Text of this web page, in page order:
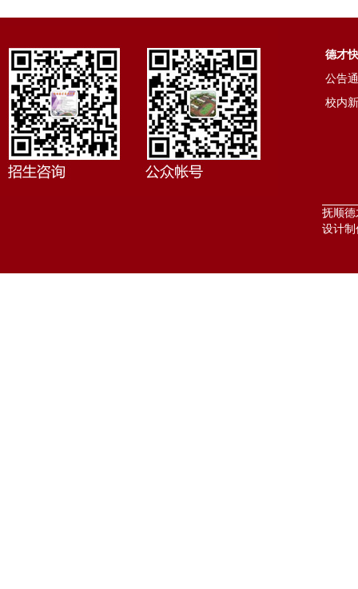
德才
公告
校内
抚顺德
设计制